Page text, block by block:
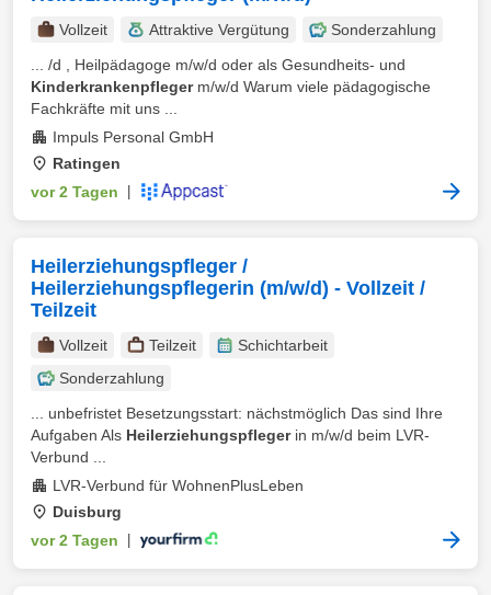
Vollzeit Attraktive Vergütung
Sonderzahlung
... /d , Heilpädagoge m/w/d oder als Gesundheits- und
Kinderkrankenpflegerm/w/d Warum viele pädagogische
Fachkräfte mit uns ...
Impuls Personal GmbH
Ratingen
vor 2 Tagen
Heilerziehungspfleger /
Heilerziehungspflegerin (m/w/d) - Vollzeit /
Teilzeit
Vollzeit Teilzeit
Schichtarbeit
Sonderzahlung
... unbefristet Besetzungsstart: nächstmöglich Das sind Ihre
Aufgaben Als Heilerziehungspflegerin m/w/d beim LVR-
Verbund ...
LVR-Verbund für WohnenPlusLeben
Duisburg
vor 2 Tagen